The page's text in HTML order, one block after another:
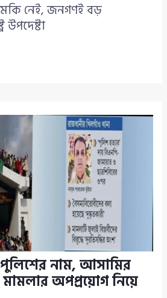
নেই, জনগণই বড়
উপদেষ্টা
নাম, আসামির
মামলার অপপ্রয়োগ নিয়ে